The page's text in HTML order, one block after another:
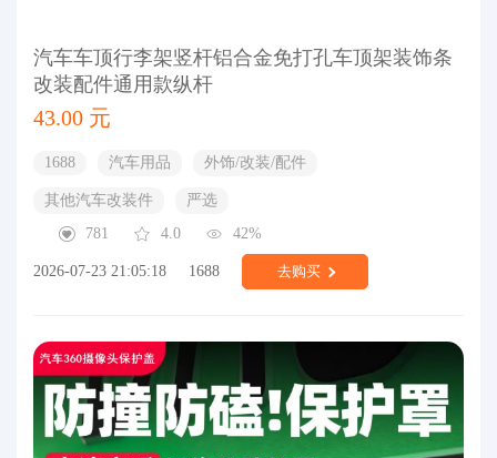
汽车车顶行李架竖杆铝合金免打孔车顶架装饰条
改装配件通用款纵杆
43.00 元
1688 汽车用品 外饰/改装/配件
其他汽车改装件
严选
781
4.0 42%
2026-07-23 21:05:18 1688 去购买